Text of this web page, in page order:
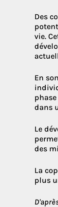
Des
vie.
En
dans
Le
des
La
plus